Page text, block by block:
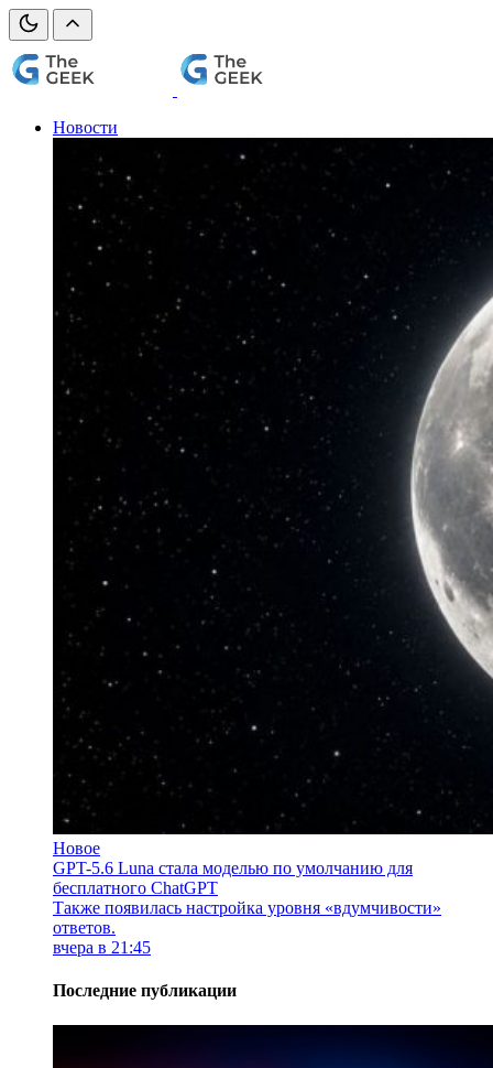
Новости
Новое
GPT-5.6 Luna стала моделью по умолчанию для
бесплатного ChatGPT
Также появилась настройка уровня «вдумчивости»
ответов.
вчера в 21:45
Последние публикации